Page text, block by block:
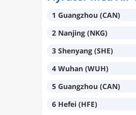
1 Guangzhou (CAN)
2 Nanjing (NKG)
3 Shenyang (SHE)
4 Wuhan (WUH)
5 Guangzhou (CAN)
6 Hefei (HFE)